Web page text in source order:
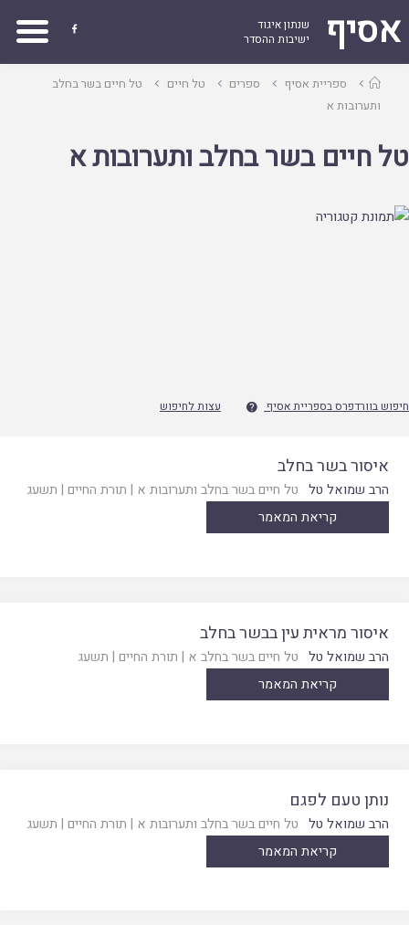
אסיף
שנתון איגוד
ישיבות ההסדר

עמוד
ראשי
ספריית אסיף ספרים טל חיים
טל חיים בשר בחלב
ותערובות א
טל חיים בשר בחלב ותערובות א
חיפוש בוורדפרס בספריית אסיף  עצות לחיפוש
איסור בשר בחלב
הרב שמואל טל טל חיים בשר בחלב ותערובות א | תורת החיים | תשעג
קריאת המאמר
איסור מראית עין בבשר בחלב
הרב שמואל טל טל חיים בשר בחלב א | תורת החיים | תשעג
קריאת המאמר
נותן טעם לפגם
הרב שמואל טל טל חיים בשר בחלב ותערובות א | תורת החיים | תשעג
קריאת המאמר